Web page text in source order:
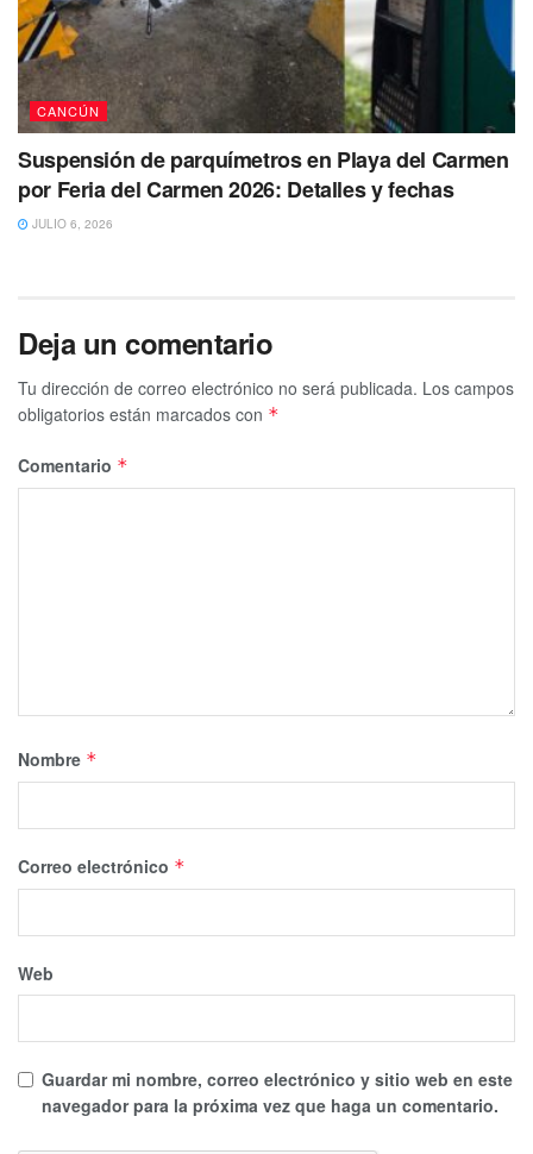
CANCÚN
Suspensión de parquímetros en Playa del Carmen
por Feria del Carmen 2026: Detalles y fechas
JULIO 6, 2026
Deja un comentario
Tu dirección de correo electrónico no será publicada. Los campos
obligatorios están marcados con *
Comentario *
Nombre *
Correo electrónico *
Web
Guardar mi nombre, correo electrónico y sitio web en este
navegador para la próxima vez que haga un comentario.